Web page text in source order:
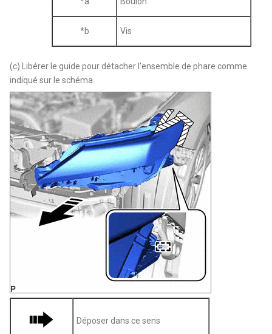
*b Vis
(c) Libérer le guide pour détacher l'ensemble de phare comme
indiqué sur le schéma.
Déposer dans ce sens